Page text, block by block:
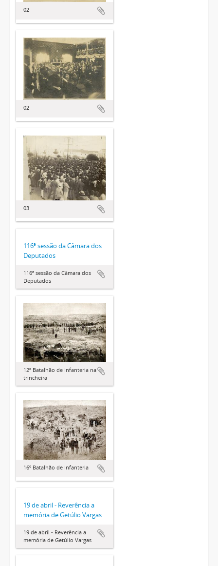
02
02
03
116ª sessão da Câmara dos
Deputados
116ª sessão da Câmara dos
Deputados
12º Batalhão de Infanteria na
trincheira
16º Batalhão de Infanteria
19 de abril - Reverência a
memória de Getúlio Vargas
19 de abril - Reverência a
memória de Getúlio Vargas